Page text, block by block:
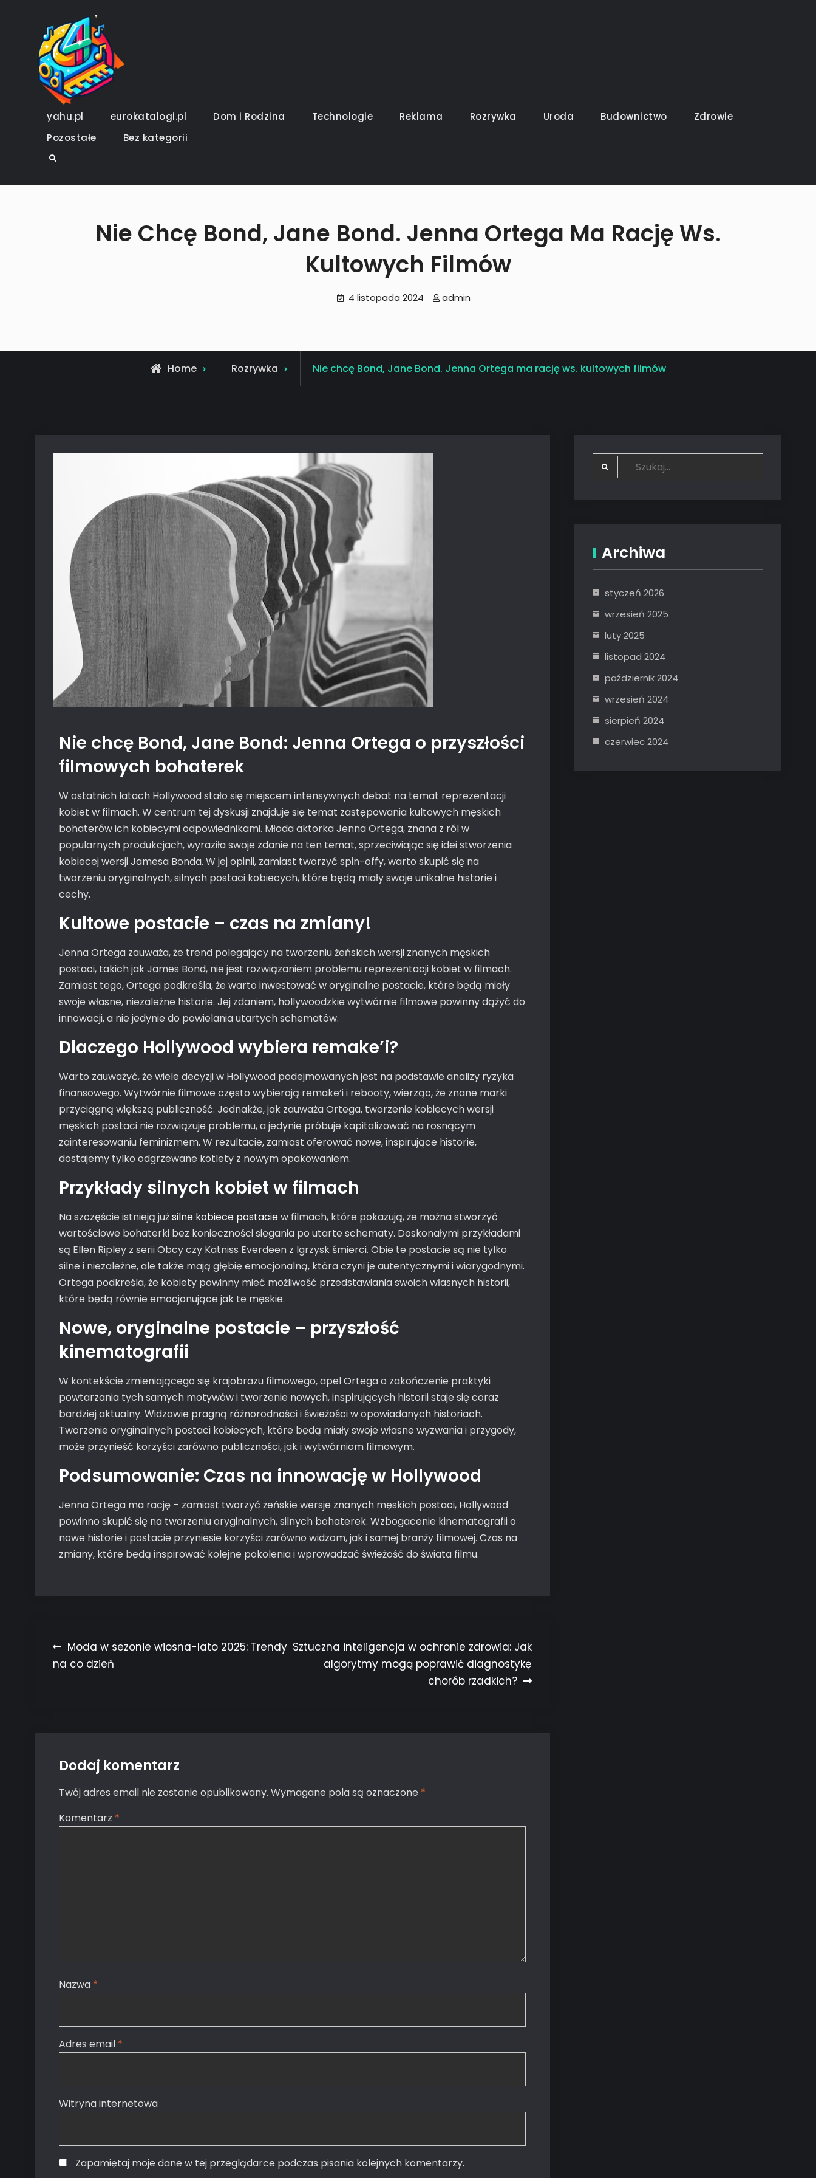
yahu.pl eurokatalogi.pl Dom i Rodzina Technologie Reklama Rozrywka Uroda Budownictwo
Zdrowie
Pozostałe
Bez kategorii
Search
Nie Chcę Bond, Jane Bond. Jenna Ortega Ma Rację Ws.
Kultowych Filmów
4 listopada 2024 admin
Home Rozrywka Nie chcę Bond, Jane Bond. Jenna Ortega ma rację ws. kultowych filmów
Nie chcę Bond, Jane Bond: Jenna Ortega o przyszłości
filmowych bohaterek
W ostatnich latach Hollywood stało się miejscem intensywnych debat na temat reprezentacji
kobiet w filmach. W centrum tej dyskusji znajduje się temat zastępowania kultowych męskich
bohaterów ich kobiecymi odpowiednikami. Młoda aktorka Jenna Ortega, znana z ról w
popularnych produkcjach, wyraziła swoje zdanie na ten temat, sprzeciwiając się idei stworzenia
kobiecej wersji Jamesa Bonda. W jej opinii, zamiast tworzyć spin-offy, warto skupić się na
tworzeniu oryginalnych, silnych postaci kobiecych, które będą miały swoje unikalne historie i
cechy.
Kultowe postacie – czas na zmiany!
Jenna Ortega zauważa, że trend polegający na tworzeniu żeńskich wersji znanych męskich
postaci, takich jak James Bond, nie jest rozwiązaniem problemu reprezentacji kobiet w filmach.
Zamiast tego, Ortega podkreśla, że warto inwestować w oryginalne postacie, które będą miały
swoje własne, niezależne historie. Jej zdaniem, hollywoodzkie wytwórnie filmowe powinny dążyć do
innowacji, a nie jedynie do powielania utartych schematów.
Dlaczego Hollywood wybiera remake’i?
Warto zauważyć, że wiele decyzji w Hollywood podejmowanych jest na podstawie analizy ryzyka
finansowego. Wytwórnie filmowe często wybierają remake’i i rebooty, wierząc, że znane marki
przyciągną większą publiczność. Jednakże, jak zauważa Ortega, tworzenie kobiecych wersji
męskich postaci nie rozwiązuje problemu, a jedynie próbuje kapitalizować na rosnącym
zainteresowaniu feminizmem. W rezultacie, zamiast oferować nowe, inspirujące historie,
dostajemy tylko odgrzewane kotlety z nowym opakowaniem.
Przykłady silnych kobiet w filmach
Na szczęście istnieją jużsilne kobiece postaciew filmach, które pokazują, że można stworzyć
wartościowe bohaterki bez konieczności sięgania po utarte schematy. Doskonałymi przykładami
są Ellen Ripley z serii Obcy czy Katniss Everdeen z Igrzysk śmierci. Obie te postacie są nie tylko
silne i niezależne, ale także mają głębię emocjonalną, która czyni je autentycznymi i wiarygodnymi.
Ortega podkreśla, że kobiety powinny mieć możliwość przedstawiania swoich własnych historii,
które będą równie emocjonujące jak te męskie.
Nowe, oryginalne postacie – przyszłość
kinematografii
W kontekście zmieniającego się krajobrazu filmowego, apel Ortega o zakończenie praktyki
powtarzania tych samych motywów i tworzenie nowych, inspirujących historii staje się coraz
bardziej aktualny. Widzowie pragną różnorodności i świeżości w opowiadanych historiach.
Tworzenie oryginalnych postaci kobiecych, które będą miały swoje własne wyzwania i przygody,
może przynieść korzyści zarówno publiczności, jak i wytwórniom filmowym.
Podsumowanie: Czas na innowację w Hollywood
Jenna Ortega ma rację – zamiast tworzyć żeńskie wersje znanych męskich postaci, Hollywood
powinno skupić się na tworzeniu oryginalnych, silnych bohaterek. Wzbogacenie kinematografii o
nowe historie i postacie przyniesie korzyści zarówno widzom, jak i samej branży filmowej. Czas na
zmiany, które będą inspirować kolejne pokolenia i wprowadzać świeżość do świata filmu.
Nawigacja
wpisu
Moda w sezonie wiosna-lato 2025: Trendy
na co dzień
Sztuczna inteligencja w ochronie zdrowia: Jak
algorytmy mogą poprawić diagnostykę
chorób rzadkich?
Dodaj komentarz
Twój adres email nie zostanie opublikowany. Wymagane pola są oznaczone *
Komentarz *
Nazwa *
Adres email *
Witryna internetowa
Zapamiętaj moje dane w tej przeglądarce podczas pisania kolejnych komentarzy.
Search
for:
Archiwa
styczeń 2026
wrzesień 2025
luty 2025
listopad 2024
październik 2024
wrzesień 2024
sierpień 2024
czerwiec 2024